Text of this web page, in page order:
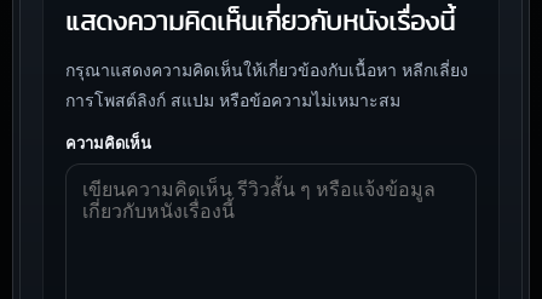
แสดงความคิดเห็นเกี่ยวกับหนังเรื่องนี้
กรุณาแสดงความคิดเห็นให้เกี่ยวข้องกับเนื้อหา หลีกเลี่ยง
การโพสต์ลิงก์ สแปม หรือข้อความไม่เหมาะสม
ความคิดเห็น